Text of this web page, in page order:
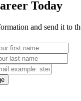
Today
and send it to